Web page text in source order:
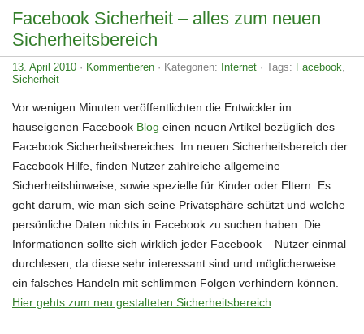
Facebook Sicherheit – alles zum neuen
Sicherheitsbereich
13. April 2010 · Kommentieren · Kategorien: Internet · Tags: Facebook,
Sicherheit
Vor wenigen Minuten veröffentlichten die Entwickler im
hauseigenen Facebook Blog einen neuen Artikel bezüglich des
Facebook Sicherheitsbereiches. Im neuen Sicherheitsbereich der
Facebook Hilfe, finden Nutzer zahlreiche allgemeine
Sicherheitshinweise, sowie spezielle für Kinder oder Eltern. Es
geht darum, wie man sich seine Privatsphäre schützt und welche
persönliche Daten nichts in Facebook zu suchen haben. Die
Informationen sollte sich wirklich jeder Facebook – Nutzer einmal
durchlesen, da diese sehr interessant sind und möglicherweise
ein falsches Handeln mit schlimmen Folgen verhindern können.
Hier gehts zum neu gestalteten Sicherheitsbereich